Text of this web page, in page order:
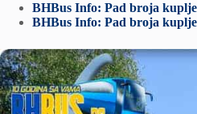
BHBus Info: Pad broja
BHBus Info: Pad broja